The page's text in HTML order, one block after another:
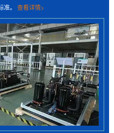
准。 查看详情>
的组成和分类
人工方法向室内供给热量，
创造适宜的生活条件或工作条
都由......
存在那些些问题？